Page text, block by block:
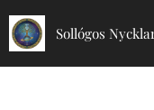
Sollógos